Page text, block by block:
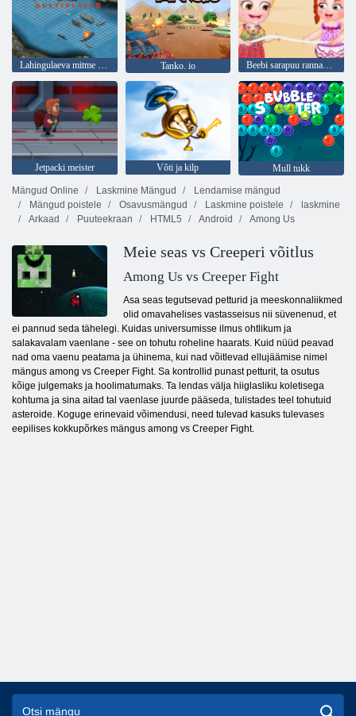
Lahingulaeva mitme mängija Tanko. io Beebi sarapuu rannapidu
Jetpacki meister Võti ja kilp
Mull tukk
Mängud Online
Laskmine Mängud
Lendamise mängud
Mängud poistele
Osavusmängud Laskmine poistele
laskmine
Arkaad
Puuteekraan HTML5 Android Among Us
Meie seas vs Creeperi võitlus
Among Us vs Creeper Fight
Asa seas tegutsevad petturid ja meeskonnaliikmed
olid omavahelises vastasseisus nii süvenenud, et
ei pannud seda tähelegi. Kuidas universumisse ilmus ohtlikum ja
salakavalam vaenlane - see on tohutu roheline haarats. Kuid nüüd peavad
nad oma vaenu peatama ja ühinema, kui nad võitlevad ellujäämise nimel
mängus among vs Creeper Fight. Sa kontrollid punast petturit, ta osutus
kõige julgemaks ja hoolimatumaks. Ta lendas välja hiiglasliku koletisega
kohtuma ja sina aitad tal vaenlase juurde pääseda, tulistades teel tohutuid
asteroide. Koguge erinevaid võimendusi, need tulevad kasuks tulevases
eepilises kokkupõrkes mängus among vs Creeper Fight.